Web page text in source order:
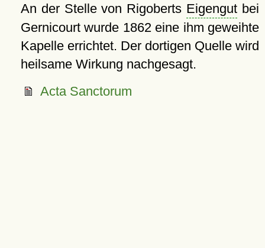
An der Stelle von Rigoberts Eigengut bei
Gernicourt wurde 1862 eine ihm geweihte
Kapelle errichtet. Der dortigen Quelle wird
heilsame Wirkung nachgesagt.
Acta Sanctorum